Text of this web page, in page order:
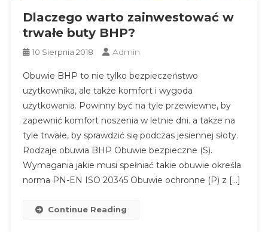
Dlaczego warto zainwestować w
trwałe buty BHP?
10 Sierpnia 2018 Admin
Obuwie BHP to nie tylko bezpieczeństwo
użytkownika, ale także komfort i wygoda
użytkowania. Powinny być na tyle przewiewne, by
zapewnić komfort noszenia w letnie dni. a także na
tyle trwałe, by sprawdzić się podczas jesiennej słoty.
Rodzaje obuwia BHP Obuwie bezpieczne (S).
Wymagania jakie musi spełniać takie obuwie określa
norma PN-EN ISO 20345 Obuwie ochronne (P) z […]
Continue Reading